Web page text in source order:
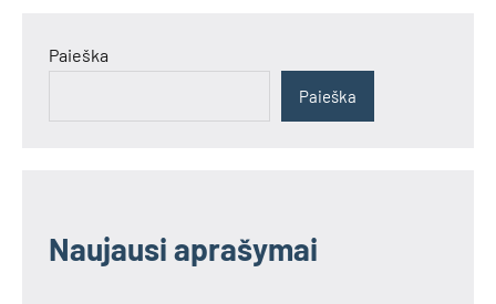
Paieška
Paieška
Naujausi aprašymai